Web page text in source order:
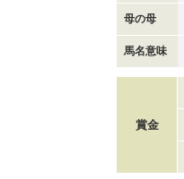
母の母
馬名意味
賞金